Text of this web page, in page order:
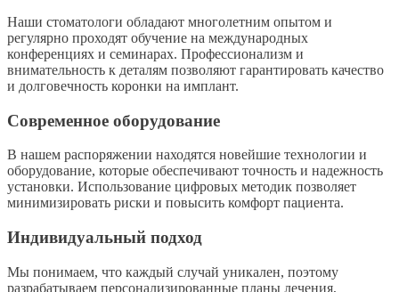
Наши стоматологи обладают многолетним опытом и
регулярно проходят обучение на международных
конференциях и семинарах. Профессионализм и
внимательность к деталям позволяют гарантировать качество
и долговечность коронки на имплант.
Современное оборудование
В нашем распоряжении находятся новейшие технологии и
оборудование, которые обеспечивают точность и надежность
установки. Использование цифровых методик позволяет
минимизировать риски и повысить комфорт пациента.
Индивидуальный подход
Мы понимаем, что каждый случай уникален, поэтому
разрабатываем персонализированные планы лечения,